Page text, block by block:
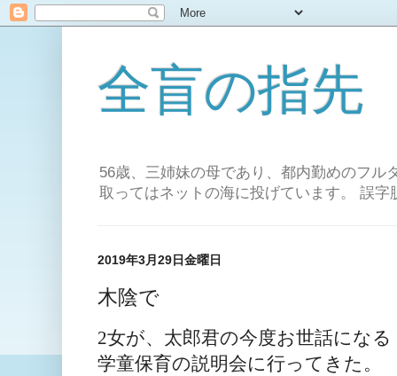
全盲の指先
56歳、三姉妹の母であり、都内勤めのフル
取ってはネットの海に投げています。 誤字
2019年3月29日金曜日
木陰で
2女が、太郎君の今度お世話になる
学童保育の説明会に行ってきた。